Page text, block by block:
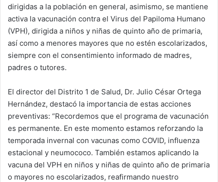
X
dirigidas a la población en general, asimismo, se mantiene
activa la vacunación contra el Virus del Papiloma Humano
(VPH), dirigida a niños y niñas de quinto año de primaria,
así como a menores mayores que no estén escolarizados,
siempre con el consentimiento informado de madres,
padres o tutores.
El director del Distrito 1 de Salud, Dr. Julio César Ortega
Hernández, destacó la importancia de estas acciones
preventivas: “Recordemos que el programa de vacunación
es permanente. En este momento estamos reforzando la
temporada invernal con vacunas como COVID, influenza
estacional y neumococo. También estamos aplicando la
vacuna del VPH en niños y niñas de quinto año de primaria
o mayores no escolarizados, reafirmando nuestro